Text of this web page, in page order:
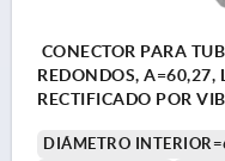
CONECTOR PARA
REDONDOS,
RECTIFICADO POR
DIÁMETRO